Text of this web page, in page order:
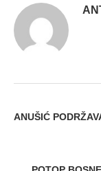
ANUŠIĆ